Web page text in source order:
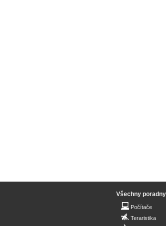
Všechny poradny
Počítače
Teraristika